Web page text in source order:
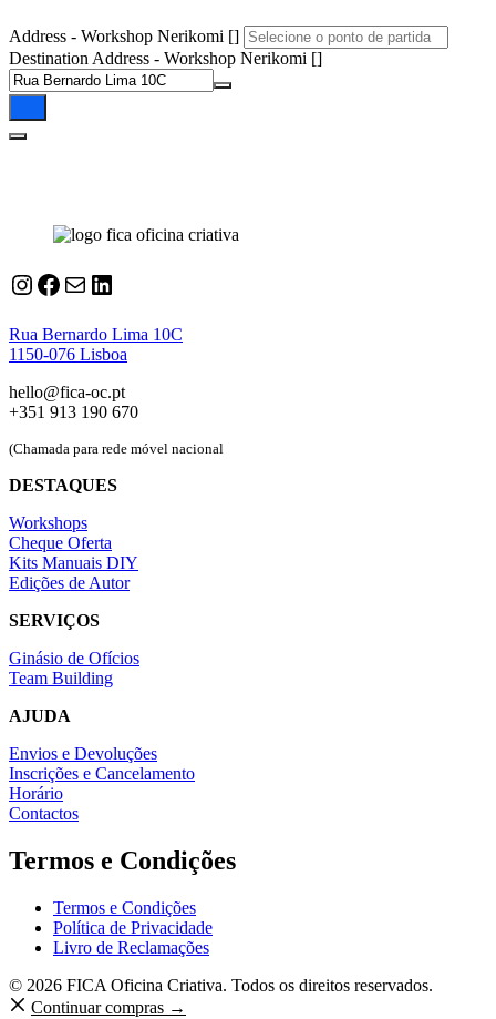
Address - Workshop Nerikomi []
Destination Address - Workshop Nerikomi []
Instagram
Facebook
Correio
LinkedIn
Rua Bernardo Lima 10C
1150-076 Lisboa
hello@fica-oc.pt
+351 913 190 670
(Chamada para rede móvel nacional
DESTAQUES
Workshops
Cheque Oferta
Kits Manuais DIY
Edições de Autor
SERVIÇOS
Ginásio de Ofícios
Team Building
AJUDA
Envios e Devoluções
Inscrições e Cancelamento
Horário
Contactos
Termos e Condições
Termos e Condições
Política de Privacidade
Livro de Reclamações
© 2026 FICA Oficina Criativa. Todos os direitos reservados.
Continuar compras →